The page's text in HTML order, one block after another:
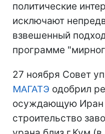
политические
исключают
взвешенный
программе
27 ноября Совет
МАГАТЭ одобрил
осуждающую Иран
строительство